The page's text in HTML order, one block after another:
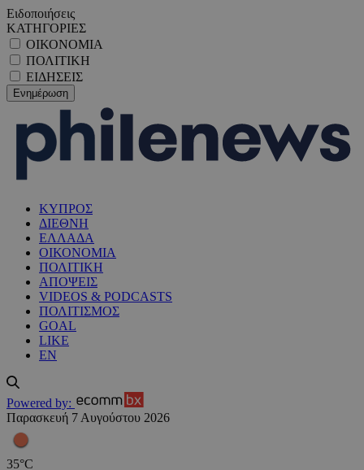
Ειδοποιήσεις
ΚΑΤΗΓΟΡΙΕΣ
ΟΙΚΟΝΟΜΙΑ
ΠΟΛΙΤΙΚΗ
ΕΙΔΗΣΕΙΣ
ΚΥΠΡΟΣ
ΔΙΕΘΝΗ
ΕΛΛΑΔΑ
ΟΙΚΟΝΟΜΙΑ
ΠΟΛΙΤΙΚΗ
ΑΠΟΨΕΙΣ
VIDEOS & PODCASTS
ΠΟΛΙΤΙΣΜΟΣ
GOAL
LIKE
EN
Powered by:
Παρασκευή 7 Αυγούστου 2026
35°C